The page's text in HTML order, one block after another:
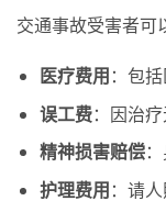
交通事故受害者可
医疗费用：包
误工费：因治疗
精神损害赔偿
护理费用：请